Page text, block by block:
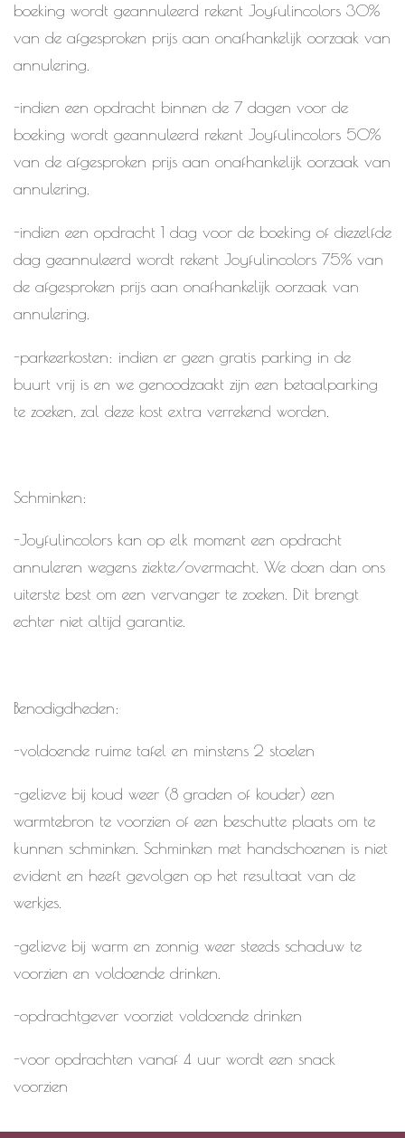
boeking wordt geannuleerd rekent Joyfulincolors 30%
van de afgesproken prijs aan onafhankelijk oorzaak van
annulering.
-indien een opdracht binnen de 7 dagen voor de
boeking wordt geannuleerd rekent Joyfulincolors 50%
van de afgesproken prijs aan onafhankelijk oorzaak van
annulering.
-indien een opdracht 1 dag voor de boeking of diezelfde
dag geannuleerd wordt rekent Joyfulincolors 75% van
de afgesproken prijs aan onafhankelijk oorzaak van
annulering.
-parkeerkosten: indien er geen gratis parking in de
buurt vrij is en we genoodzaakt zijn een betaalparking
te zoeken, zal deze kost extra verrekend worden.
Schminken:
-Joyfulincolors kan op elk moment een opdracht
annuleren wegens ziekte/overmacht. We doen dan ons
uiterste best om een vervanger te zoeken. Dit brengt
echter niet altijd garantie.
Benodigdheden:
-voldoende ruime tafel en minstens 2 stoelen
-gelieve bij koud weer (8 graden of kouder) een
warmtebron te voorzien of een beschutte plaats om te
kunnen schminken. Schminken met handschoenen is niet
evident en heeft gevolgen op het resultaat van de
werkjes.
-gelieve bij warm en zonnig weer steeds schaduw te
voorzien en voldoende drinken.
-opdrachtgever voorziet voldoende drinken
-voor opdrachten vanaf 4 uur wordt een snack
voorzien